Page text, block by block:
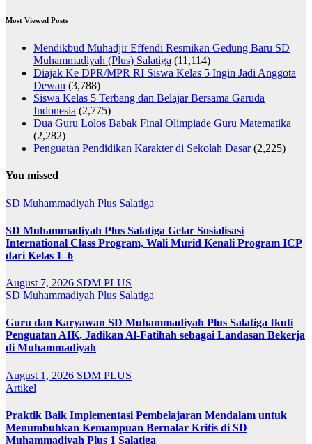
Most Viewed Posts
Mendikbud Muhadjir Effendi Resmikan Gedung Baru SD
Muhammadiyah (Plus) Salatiga (11,114)
Diajak Ke DPR/MPR RI Siswa Kelas 5 Ingin Jadi Anggota
Dewan (3,788)
Siswa Kelas 5 Terbang dan Belajar Bersama Garuda
Indonesia (2,775)
Dua Guru Lolos Babak Final Olimpiade Guru Matematika
(2,282)
Penguatan Pendidikan Karakter di Sekolah Dasar (2,225)
You missed
SD Muhammadiyah Plus Salatiga
SD Muhammadiyah Plus Salatiga Gelar Sosialisasi
International Class Program, Wali Murid Kenali Program ICP
dari Kelas 1–6
August 7, 2026 SDM PLUS
SD Muhammadiyah Plus Salatiga
Guru dan Karyawan SD Muhammadiyah Plus Salatiga Ikuti
Penguatan AIK, Jadikan Al-Fatihah sebagai Landasan Bekerja
di Muhammadiyah
August 1, 2026 SDM PLUS
Artikel
Praktik Baik Implementasi Pembelajaran Mendalam untuk
Menumbuhkan Kemampuan Bernalar Kritis di SD
Muhammadiyah Plus 1 Salatiga